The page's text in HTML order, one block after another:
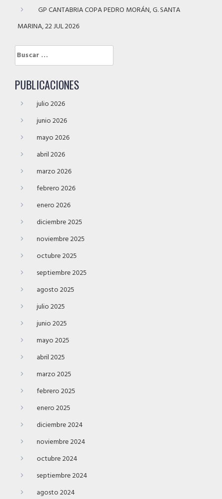
GP CANTABRIA COPA PEDRO MORÁN, G. SANTA
MARINA, 22 JUL 2026
Buscar:
PUBLICACIONES
julio 2026
junio 2026
mayo 2026
abril 2026
marzo 2026
febrero 2026
enero 2026
diciembre 2025
noviembre 2025
octubre 2025
septiembre 2025
agosto 2025
julio 2025
junio 2025
mayo 2025
abril 2025
marzo 2025
febrero 2025
enero 2025
diciembre 2024
noviembre 2024
octubre 2024
septiembre 2024
agosto 2024